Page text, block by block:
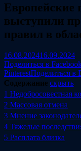
Европейские
выступили
правил в
16.08.202416.09.2024
Поделиться в
PinterestПоделиться в
Содержание скрыть
1 Недобросовестная
2 Массовая отмена
3 Мнение
4 Тяжелые
5 Расплата близка